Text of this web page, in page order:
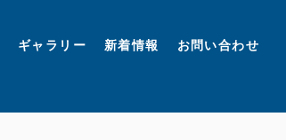
ギャラリー 新着情報 お問い合わせ